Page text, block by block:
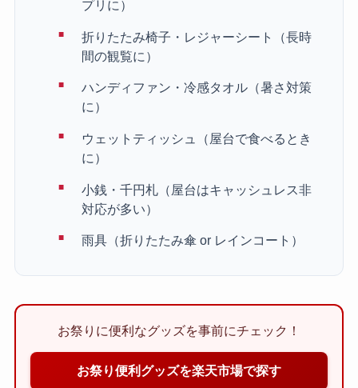
プリに）
折りたたみ椅子・レジャーシート（長時
間の観覧に）
ハンディファン・冷感タオル（暑さ対策
に）
ウェットティッシュ（屋台で食べるとき
に）
小銭・千円札（屋台はキャッシュレス非
対応が多い）
雨具（折りたたみ傘 or レインコート）
お祭りに便利なグッズを事前にチェック！
お祭り便利グッズを楽天市場で探す